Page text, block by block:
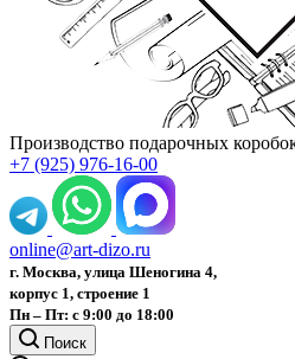
Производство подарочных
+7 (925) 976-16-00
online@art-dizo.ru
г. Москва, улица Шеногина 4,
корпус 1, строение 1
Пн – Пт: с 9:00 до 18:00
Поиск